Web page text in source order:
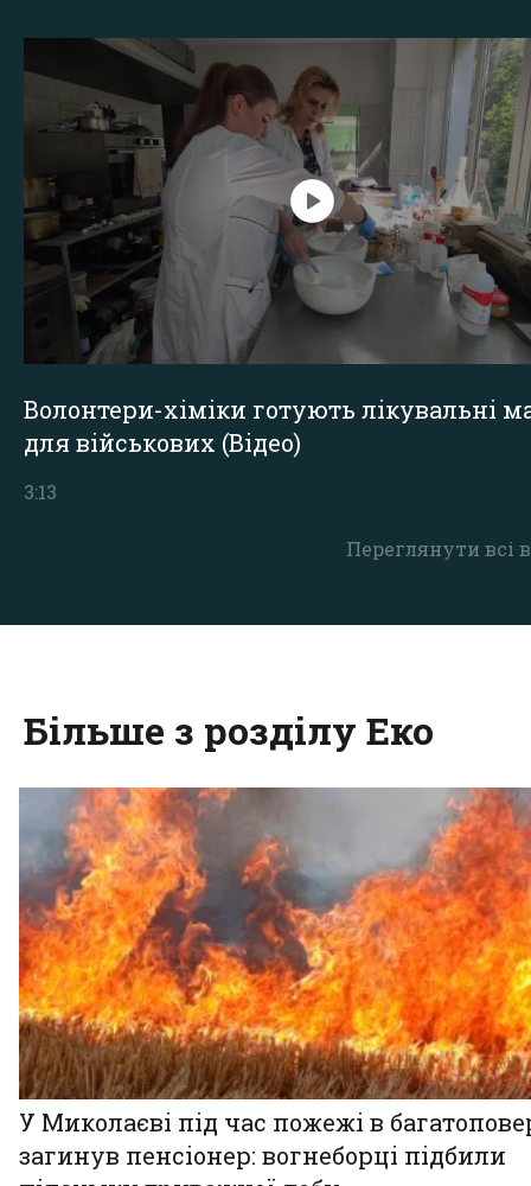
Переглянути всі
Волонтери-хіміки готують лікувальні
для військових (Відео)
3:13
Більше з розділу Еко
У Миколаєві під час пожежі в
загинув пенсіонер: вогнеборці підбили